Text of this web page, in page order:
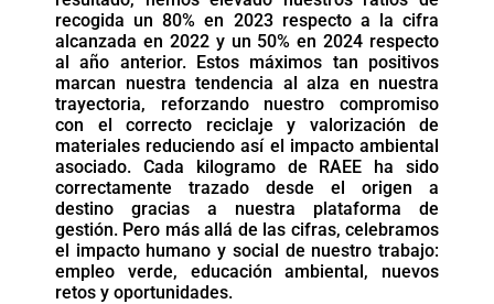
recogida un 80% en 2023 respecto a la cifra
alcanzada en 2022 y un 50% en 2024 respecto
al año anterior. Estos máximos tan positivos
marcan nuestra tendencia al alza en nuestra
trayectoria, reforzando nuestro compromiso
con el correcto reciclaje y valorización de
materiales reduciendo así el impacto ambiental
asociado. Cada kilogramo de RAEE ha sido
correctamente trazado desde el origen a
destino gracias a nuestra plataforma de
gestión. Pero más allá de las cifras, celebramos
el impacto humano y social de nuestro trabajo:
empleo verde, educación ambiental, nuevos
retos y oportunidades.